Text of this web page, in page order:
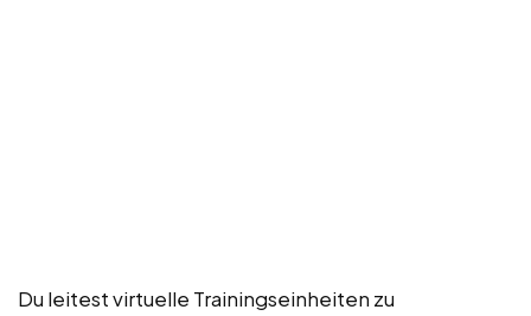
Du leitest virtuelle Trainingseinheiten zu